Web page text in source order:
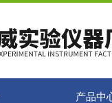
产品中